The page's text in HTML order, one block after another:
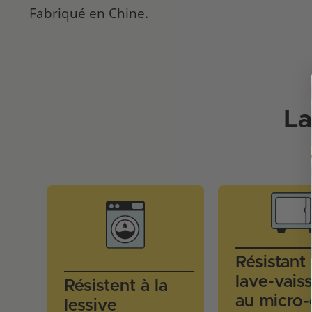
Fabriqué en Chine.
Résistent à la
lessive
Résistant
lave-
au micro-